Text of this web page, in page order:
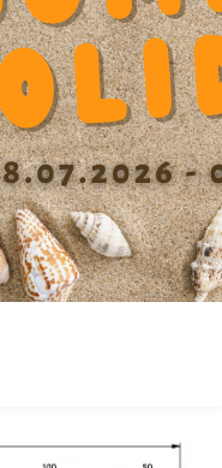
6.5
6.3
40
26
47
60
GG